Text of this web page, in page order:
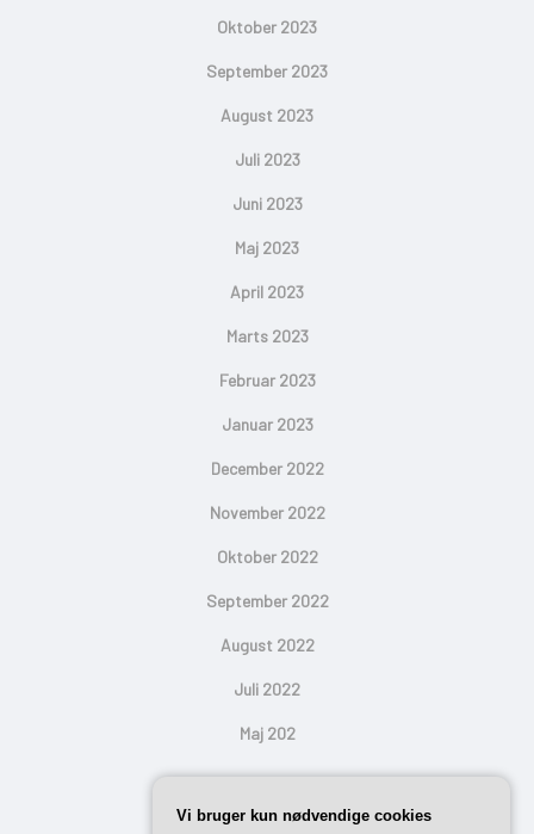
Oktober 2023
September 2023
August 2023
Juli 2023
Juni 2023
Maj 2023
April 2023
Marts 2023
Februar 2023
Januar 2023
December 2022
November 2022
Oktober 2022
September 2022
August 2022
Juli 2022
Maj 202
Vi bruger kun nødvendige cookies